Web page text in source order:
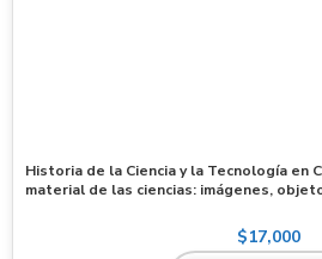
Historia de la Ciencia y la Tecnología en
material de las ciencias: imágenes,
$17,000